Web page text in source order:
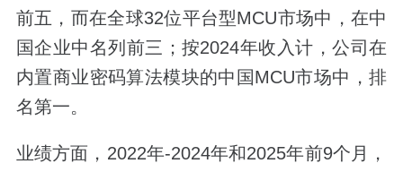
前五，而在全球32位平台型MCU市场中，在中
国企业中名列前三；按2024年收入计，公司在
内置商业密码算法模块的中国MCU市场中，排
名第一。
业绩方面，2022年-2024年和2025年前9个月，